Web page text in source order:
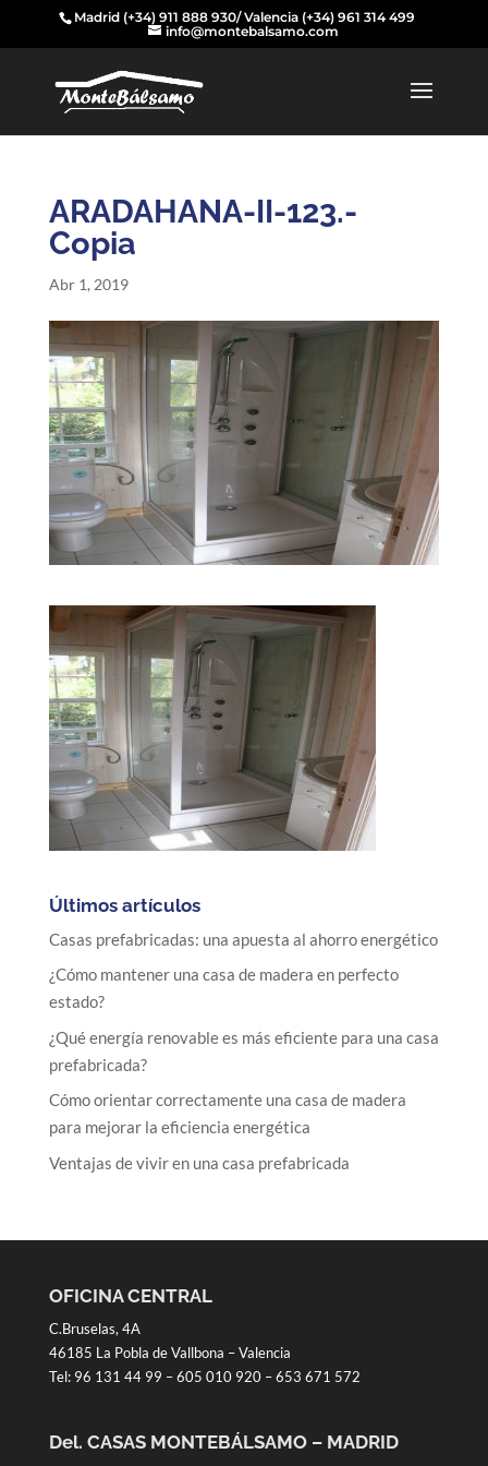
Madrid (+34) 911 888 930/ Valencia (+34) 961 314 499
info@montebalsamo.com
ARADAHANA-II-123.-
Copia
Abr 1, 2019
Últimos artículos
Casas prefabricadas: una apuesta al ahorro energético
¿Cómo mantener una casa de madera en perfecto
estado?
¿Qué energía renovable es más eficiente para una casa
prefabricada?
Cómo orientar correctamente una casa de madera
para mejorar la eficiencia energética
Ventajas de vivir en una casa prefabricada
OFICINA CENTRAL
C.Bruselas, 4A
46185 La Pobla de Vallbona – Valencia
Tel: 96 131 44 99 –605 010 920–653 671 572
Del. CASAS MONTEBÁLSAMO – MADRID